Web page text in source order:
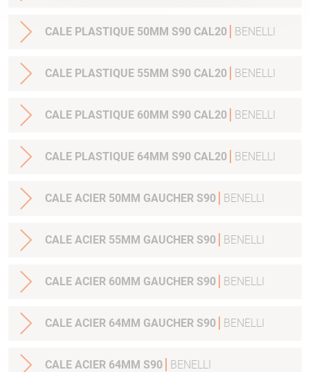
CALE PLASTIQUE 50MM S90 CAL20 BENELLI
CALE PLASTIQUE 55MM S90 CAL20 BENELLI
CALE PLASTIQUE 60MM S90 CAL20 BENELLI
CALE PLASTIQUE 64MM S90 CAL20 BENELLI
CALE ACIER 50MM GAUCHER S90 BENELLI
CALE ACIER 55MM GAUCHER S90 BENELLI
CALE ACIER 60MM GAUCHER S90 BENELLI
CALE ACIER 64MM GAUCHER S90 BENELLI
CALE ACIER 64MM S90 BENELLI